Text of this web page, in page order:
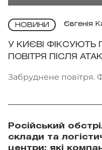
НОВИНИ Євгенія
У КИЄВІ ФІКСУЮТЬ
ПОВІТРЯ ПІСЛЯ
Забруднене повітря.
Російський
склади та
центри: які